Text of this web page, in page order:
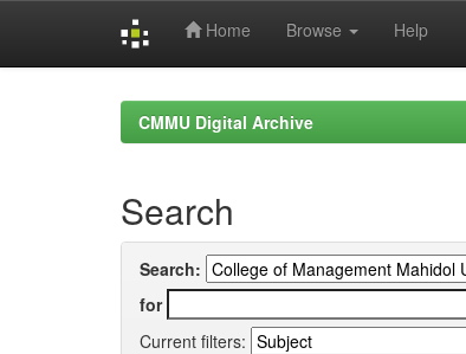
Home Browse Help
CMMU Digital Archive
Search
Search:
for
Current filters: